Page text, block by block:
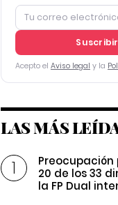
Acepto el Aviso legal y la
LAS MÁS
Preocupación
20 de los 33
la FP Dual